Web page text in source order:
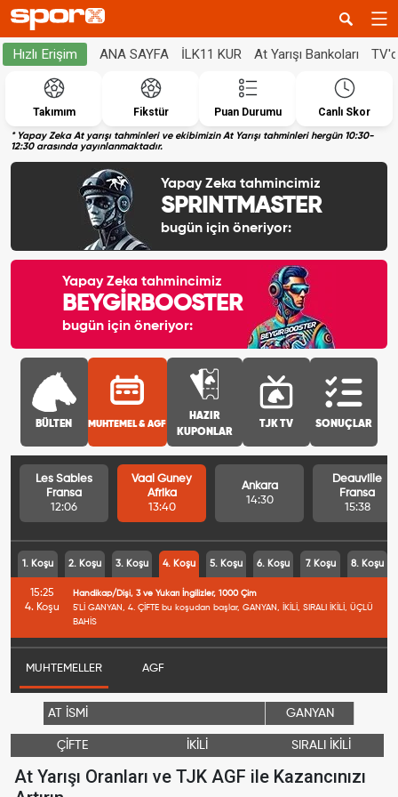
Hızlı Erişim ANA SAYFA İLK11 KUR At Yarışı Bankoları
Takımım Fikstür Puan Durumu Canlı Skor
* Yapay Zeka At yarışı tahminleri ve ekibimizin At Yarışı tahminleri hergün 10:30-
12:30 arasında yayınlanmaktadır.
Yapay Zeka tahmincimiz
SPRINTMASTER
bugün için öneriyor:
Yapay Zeka tahmincimiz
BEYGİRBOOSTER
bugün için öneriyor:
BÜLTEN MUHTEMEL & AGF
HAZIR
KUPONLAR
TJK TV SONUÇLAR
Les Sables
Fransa
12:06
Vaal Guney
Afrika
13:40
Ankara
14:30
Deauville
Fransa
15:38
1. Koşu 2. Koşu 3. Koşu 4. Koşu 5. Koşu 6. Koşu 7. Koşu 8. Koşu
15:25
4. Koşu
Handikap/Dişi, 3 ve Yukarı İngilizler, 1000 Çim
5'Lİ GANYAN, 4. ÇİFTE bu koşudan başlar, GANYAN, İKİLİ, SIRALI İKİLİ, ÜÇLÜ
BAHİS
MUHTEMELLER AGF
AT İSMİ GANYAN
ÇİFTE İKİLİ SIRALI İKİLİ
At Yarışı Oranları ve TJK AGF ile Kazancınızı